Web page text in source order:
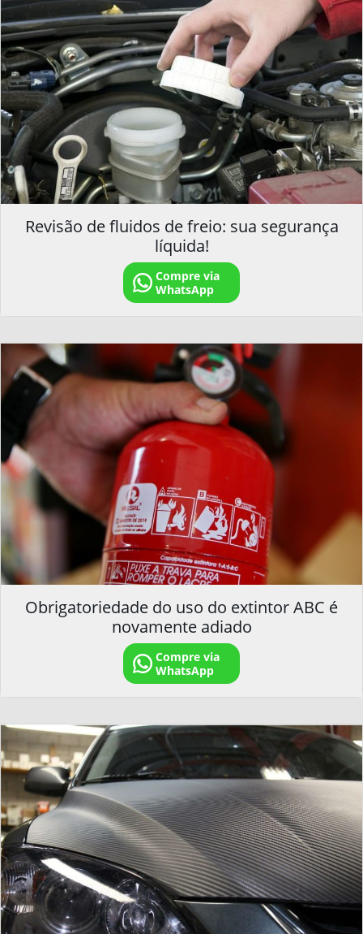
Revisão de fluidos de freio: sua segurança
líquida!
Compre via
WhatsApp
Obrigatoriedade do uso do extintor ABC é
novamente adiado
Compre via
WhatsApp